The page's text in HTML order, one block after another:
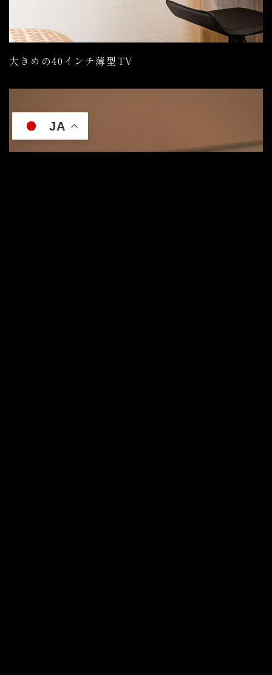
大きめの40インチ薄型TV
JA